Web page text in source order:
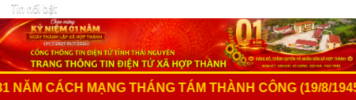
Tin nổi bật
CÁCH MẠNG THÁNG TÁM THÀNH CÔNG (19/8/1945